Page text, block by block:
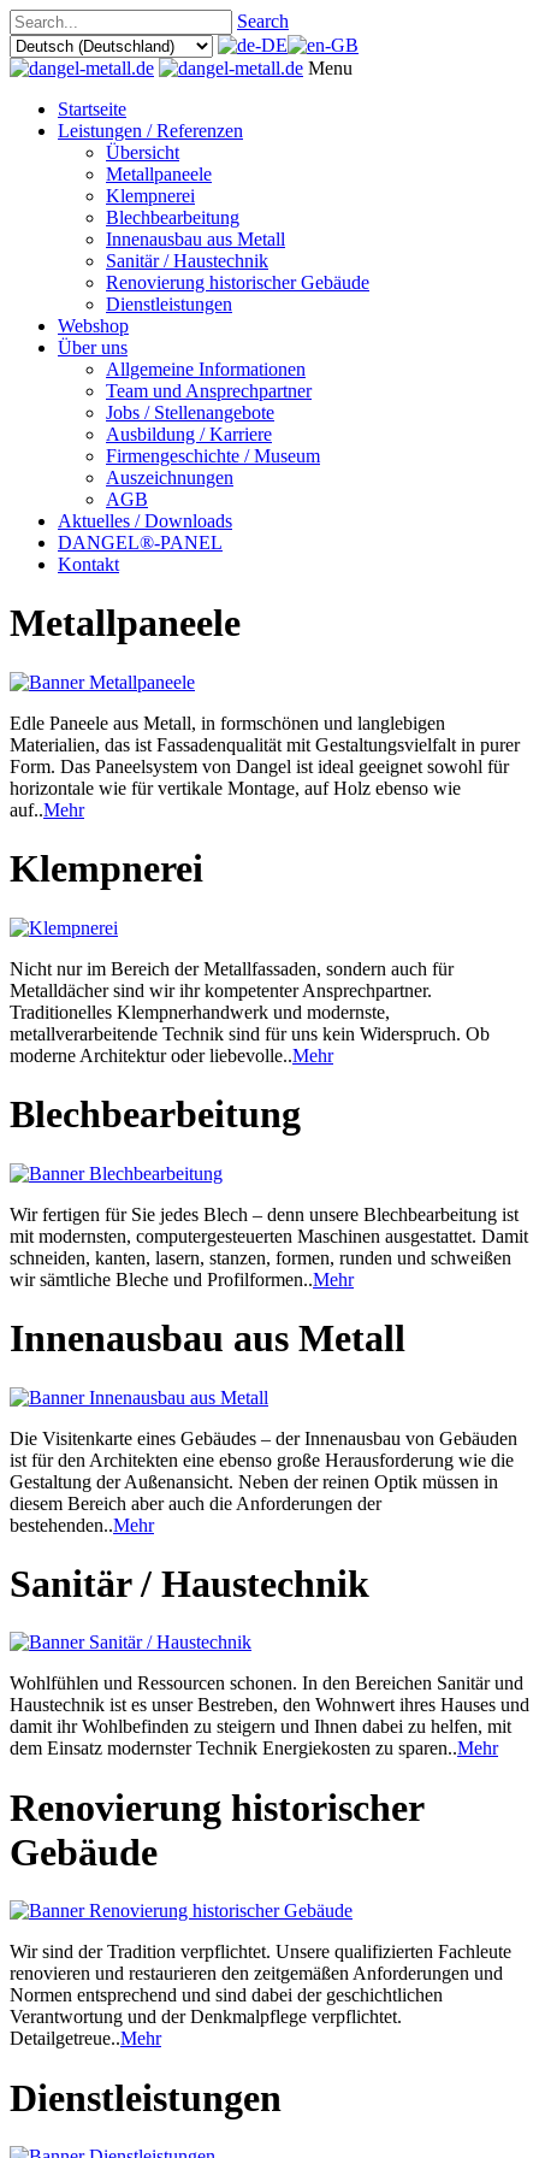
Search
Menu
Startseite
Leistungen / Referenzen
Übersicht
Metallpaneele
Klempnerei
Blechbearbeitung
Innenausbau aus Metall
Sanitär / Haustechnik
Renovierung historischer Gebäude
Dienstleistungen
Webshop
Über uns
Allgemeine Informationen
Team und Ansprechpartner
Jobs / Stellenangebote
Ausbildung / Karriere
Firmengeschichte / Museum
Auszeichnungen
AGB
Aktuelles / Downloads
DANGEL®-PANEL
Kontakt
Metallpaneele
Edle Paneele aus Metall, in formschönen und langlebigen
Materialien, das ist Fassadenqualität mit Gestaltungsvielfalt in purer
Form. Das Paneelsystem von Dangel ist ideal geeignet sowohl für
horizontale wie für vertikale Montage, auf Holz ebenso wie
auf..Mehr
Klempnerei
Nicht nur im Bereich der Metallfassaden, sondern auch für
Metalldächer sind wir ihr kompetenter Ansprechpartner.
Traditionelles Klempnerhandwerk und modernste,
metallverarbeitende Technik sind für uns kein Widerspruch. Ob
moderne Architektur oder liebevolle..Mehr
Blechbearbeitung
Wir fertigen für Sie jedes Blech – denn unsere Blechbearbeitung ist
mit modernsten, computergesteuerten Maschinen ausgestattet. Damit
schneiden, kanten, lasern, stanzen, formen, runden und schweißen
wir sämtliche Bleche und Profilformen..Mehr
Innenausbau aus Metall
Die Visitenkarte eines Gebäudes – der Innenausbau von Gebäuden
ist für den Architekten eine ebenso große Herausforderung wie die
Gestaltung der Außenansicht. Neben der reinen Optik müssen in
diesem Bereich aber auch die Anforderungen der
bestehenden..Mehr
Sanitär / Haustechnik
Wohlfühlen und Ressourcen schonen. In den Bereichen Sanitär und
Haustechnik ist es unser Bestreben, den Wohnwert ihres Hauses und
damit ihr Wohlbefinden zu steigern und Ihnen dabei zu helfen, mit
dem Einsatz modernster Technik Energiekosten zu sparen..Mehr
Renovierung historischer
Gebäude
Wir sind der Tradition verpflichtet. Unsere qualifizierten Fachleute
renovieren und restaurieren den zeitgemäßen Anforderungen und
Normen entsprechend und sind dabei der geschichtlichen
Verantwortung und der Denkmalpflege verpflichtet.
Detailgetreue..Mehr
Dienstleistungen